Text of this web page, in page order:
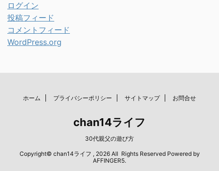
ログイン
投稿フィード
コメントフィード
WordPress.org
ホーム プライバシーポリシー サイトマップ お問合せ
chan14ライフ
30代親父の遊び方
Copyright© chan14ライフ , 2026 All Rights Reserved Powered by
AFFINGER5.